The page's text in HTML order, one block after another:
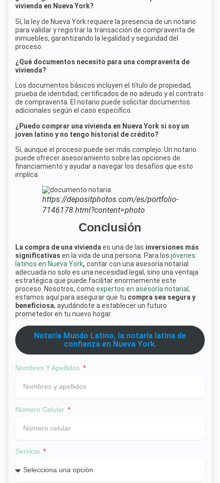
vivienda en Nueva York?
Sí, la ley de Nueva York requiere la presencia de un notario
para validar y registrar la transacción de compraventa de
inmuebles, garantizando la legalidad y seguridad del
proceso.
¿Qué documentos necesito para una compraventa de
vivienda?
Los documentos básicos incluyen el título de propiedad,
prueba de identidad, certificados de no adeudo y el contrato
de compraventa. El notario puede solicitar documentos
adicionales según el caso específico.
¿Puedo comprar una vivienda en Nueva York si soy un
joven latino y no tengo historial de crédito?
Sí, aunque el proceso puede ser más complejo. Un notario
puede ofrecer asesoramiento sobre las opciones de
financiamiento y ayudar a navegar los desafíos que esto
implica.
https://depositphotos.com/es/portfolio-
7146178.html?content=photo
Conclusión
La compra de una viviendaes una de las inversiones más
significativas en la vida de una persona. Para los jóvenes
latinos en Nueva York, contar con una asesoría notarial
adecuada no solo es una necesidad legal, sino una ventaja
estratégica que puede facilitar enormemente este
proceso. Nosotros, como expertos en asesoría notarial,
estamos aquí para asegurar que tu compra sea segura y
beneficiosa, ayudándote a establecer un futuro
prometedor en tu nuevo hogar.
Notaría Mundo Latino, la notaría latina de
confianza en Nueva York.
Nombres Y Apellidos
Número Celular
Servicio